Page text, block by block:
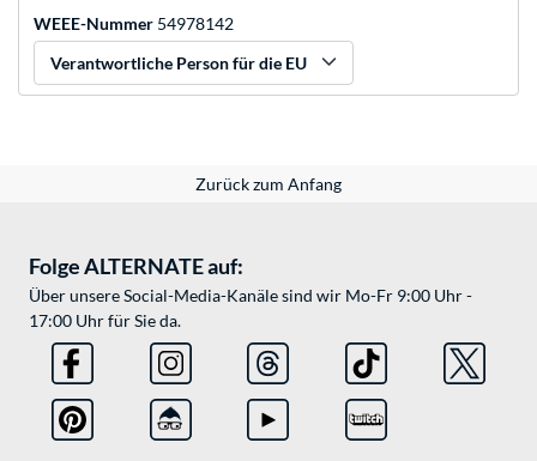
WEEE-Nummer 54978142
Verantwortliche Person für die EU
Zurück zum Anfang
Folge ALTERNATE auf:
Über unsere Social-Media-Kanäle sind wir Mo-Fr 9:00 Uhr -
17:00 Uhr für Sie da.